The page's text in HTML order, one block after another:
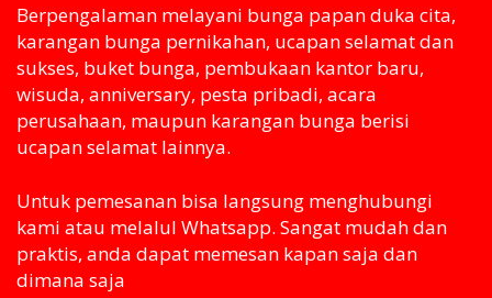
Berpengalaman melayani bunga papan duka cita,
karangan bunga pernikahan, ucapan selamat dan
sukses, buket bunga, pembukaan kantor baru,
wisuda, anniversary, pesta pribadi, acara
perusahaan, maupun karangan bunga berisi
ucapan selamat lainnya.
Untuk pemesanan bisa langsung menghubungi
kami atau melaluI Whatsapp. Sangat mudah dan
praktis, anda dapat memesan kapan saja dan
dimana saja